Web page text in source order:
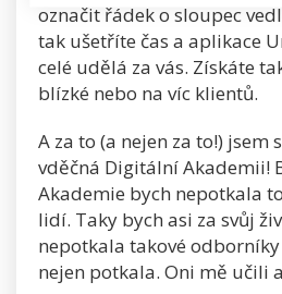
označit řádek o sloupec
tak ušetříte čas a aplikace
celé udělá za vás. Získáte
blízké nebo na víc klientů.
A za to (a nejen za to!) jsem
vděčná Digitální Akademii!
Akademie bych nepotkala
lidí. Taky bych asi za svůj
nepotkala takové
nejen potkala. Oni mě učili